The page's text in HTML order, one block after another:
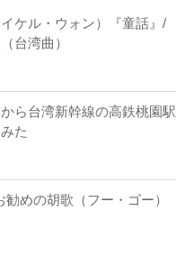
ケル・ウォン）『童話』/
台湾曲）
ら台湾新幹線の高鉄桃園駅
た
勧めの胡歌（フー・ゴー）